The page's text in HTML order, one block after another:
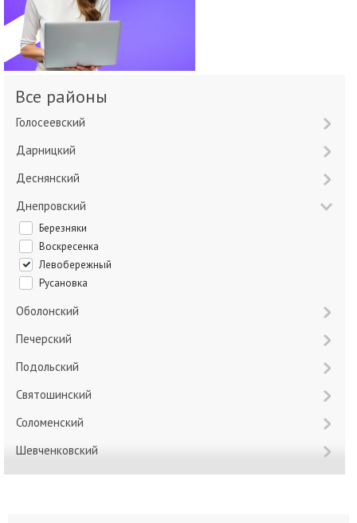
Все районы
Голосеевский
Дарницкий
Деснянский
Днепровский
Березняки
Воскресенка
Левобережный
Русановка
Оболонский
Печерский
Подольский
Святошинский
Соломенский
Шевченковский